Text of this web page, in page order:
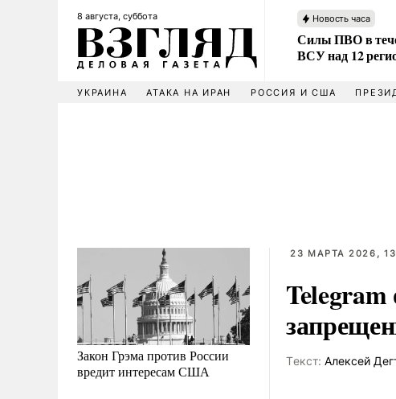
8 августа, суббота Новость часа
Силы ПВО в
ВСУ над 12
УКРАИНА АТАКА НА ИРАН РОССИЯ И США
Закон Грэма против России
вредит интересам США
23 МАРТА 2026,
Tекст: Алексей